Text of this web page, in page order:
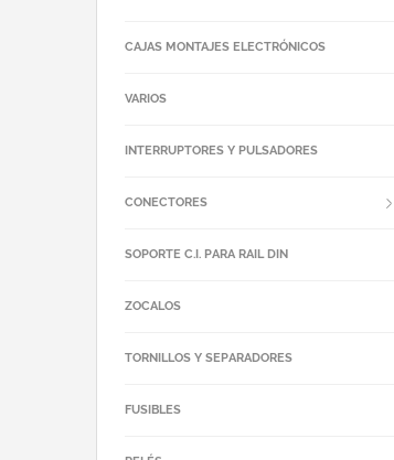
CAJAS MONTAJES ELECTRÓNICOS
VARIOS
INTERRUPTORES Y PULSADORES
CONECTORES
SOPORTE C.I. PARA RAIL DIN
ZOCALOS
TORNILLOS Y SEPARADORES
FUSIBLES